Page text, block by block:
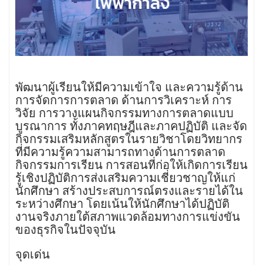
พัฒนาผู้เรียนให้มีความเข้าใจ และความรู้ด้าน
การจัดการการตลาด ด้านการวิเคราะห์ การ
วิจัย การวางแผนกิจกรรมทางการตลาดแบบ
บูรณาการ ทั้งภาคทฤษฎีและภาคปฏิบัติ และจัด
กิจกรรมเสริมหลักสูตรในรายวิชาโดยวิทยากร
ที่มีความรู้ความสามารถทางด้านการตลาด
กิจกรรมการเรียน การสอนที่ก่อให้เกิดการเรียน
รู้เชิงปฏิบัติการส่งเสริมความเชี่ยวชาญให้แก่
นักศึกษา สร้างประสบการณ์ตรงและรายได้ใน
ระหว่างศึกษา โดยเน้นให้นักศึกษาได้ปฏิบัติ
งานจริงภายใต้สภาพแวดล้อมทางการแข่งขัน
ของธุรกิจในปัจจุบัน
จุดเด่น